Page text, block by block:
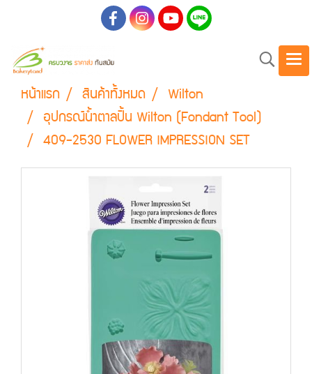
หน้าแรก สินค้าทั้งหมด Wilton
อุปกรณ์น้ำตาลปั้น Wilton (Fondant Tool)
409-2530 FLOWER IMPRESSION SET